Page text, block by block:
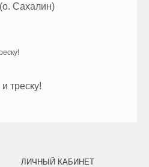
Сахалин)
треску!
ЛИЧНЫЙ КАБИНЕТ